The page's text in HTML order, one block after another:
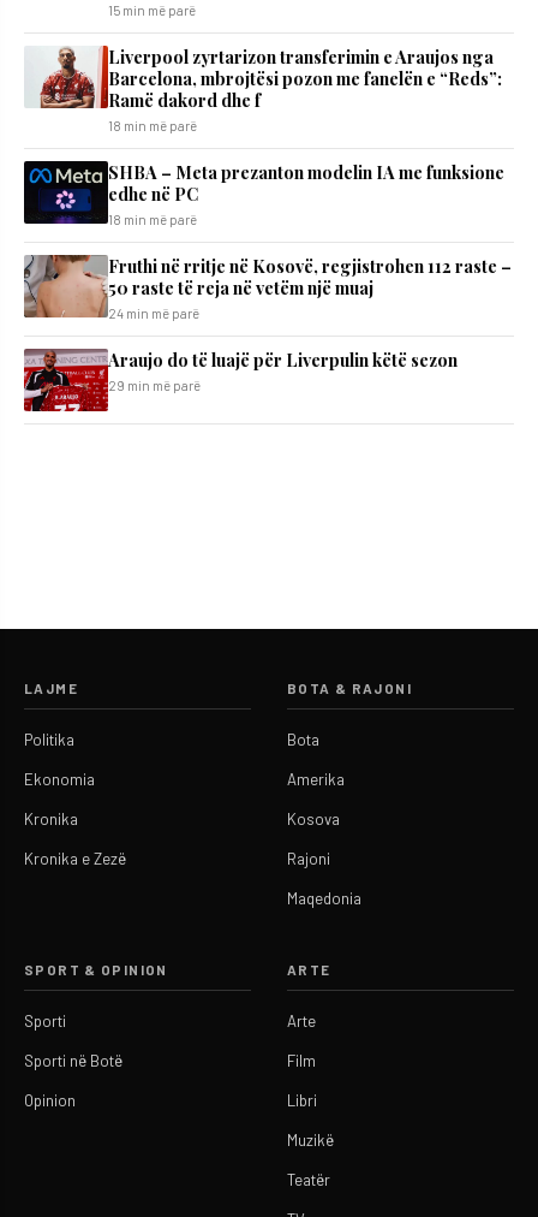
15 min më parë
Liverpool zyrtarizon transferimin e Araujos nga
Barcelona, mbrojtësi pozon me fanelën e “Reds”:
Ramë dakord dhe f
18 min më parë
SHBA – Meta prezanton modelin IA me funksione
edhe në PC
18 min më parë
Fruthi në rritje në Kosovë, regjistrohen 112 raste –
50 raste të reja në vetëm një muaj
24 min më parë
Araujo do të luajë për Liverpulin këtë sezon
29 min më parë
LAJME
Politika
Ekonomia
Kronika
Kronika e Zezë
BOTA & RAJONI
Bota
Amerika
Kosova
Rajoni
Maqedonia
SPORT & OPINION
Sporti
Sporti në Botë
Opinion
ARTE
Arte
Film
Libri
Muzikë
Teatër